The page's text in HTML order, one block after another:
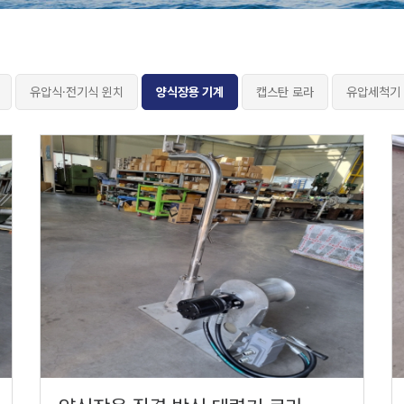
유압식·전기식 윈치 양식장용 기계 캡스탄 로라 유압세척기